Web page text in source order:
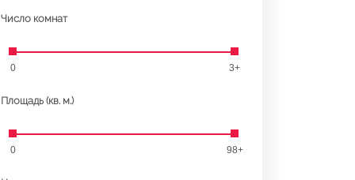
Число комнат
0 3+
Площадь (кв. м.)
0 98+